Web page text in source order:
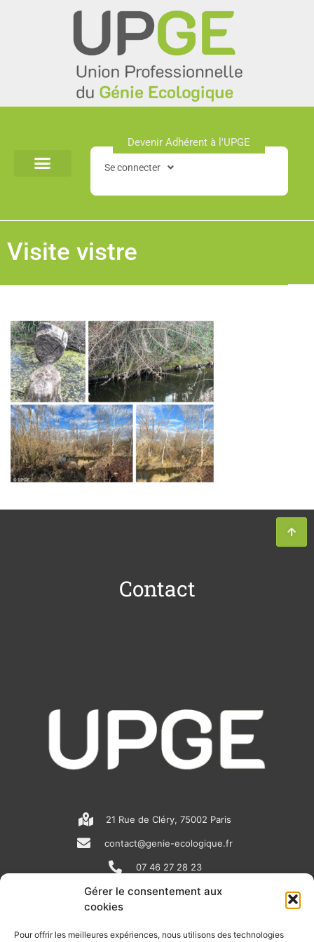
Gérer le consentement aux
cookies
Pour offrir les meilleures expériences, nous utilisons des technologies
Devenir Adhérent à l'UPGE​
Se connecter
Visite vistre
Contact
21 Rue de Cléry, 75002 Paris
contact@genie-ecologique.fr
07 46 27 28 23
N
e
i
o